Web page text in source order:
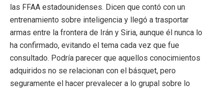
las FFAA estadounidenses. Dicen que contó con un
entrenamiento sobre inteligencia y llegó a trasportar
armas entre la frontera de Irán y Siria, aunque él nunca lo
ha confirmado, evitando el tema cada vez que fue
consultado. Podría parecer que aquellos conocimientos
adquiridos no se relacionan con el básquet, pero
seguramente el hacer prevalecer a lo grupal sobre lo